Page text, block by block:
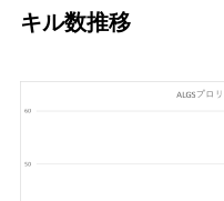
キル数推移